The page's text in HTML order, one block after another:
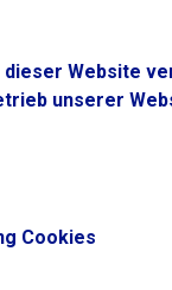
Website
unserer
Cookies